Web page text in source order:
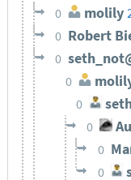
0 molily
0 Robert
0
0
0
0
0
0